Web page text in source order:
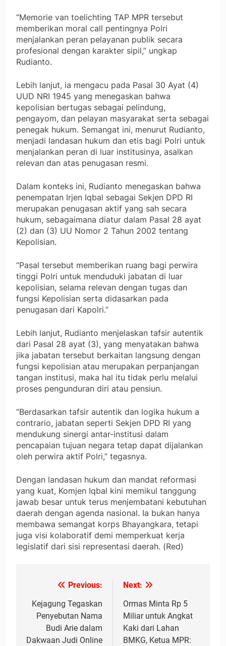
“Memorie van toelichting TAP MPR tersebut
memberikan moral call pentingnya Polri
menjalankan peran pelayanan publik secara
profesional dengan karakter sipil,” ungkap
Rudianto.
Lebih lanjut, ia mengacu pada Pasal 30 Ayat (4)
UUD NRI 1945 yang menegaskan bahwa
kepolisian bertugas sebagai pelindung,
pengayom, dan pelayan masyarakat serta sebagai
penegak hukum. Semangat ini, menurut Rudianto,
menjadi landasan hukum dan etis bagi Polri untuk
menjalankan peran di luar institusinya, asalkan
relevan dan atas penugasan resmi.
Dalam konteks ini, Rudianto menegaskan bahwa
penempatan Irjen Iqbal sebagai Sekjen DPD RI
merupakan penugasan aktif yang sah secara
hukum, sebagaimana diatur dalam Pasal 28 ayat
(2) dan (3) UU Nomor 2 Tahun 2002 tentang
Kepolisian.
“Pasal tersebut memberikan ruang bagi perwira
tinggi Polri untuk menduduki jabatan di luar
kepolisian, selama relevan dengan tugas dan
fungsi Kepolisian serta didasarkan pada
penugasan dari Kapolri.”
Lebih lanjut, Rudianto menjelaskan tafsir autentik
dari Pasal 28 ayat (3), yang menyatakan bahwa
jika jabatan tersebut berkaitan langsung dengan
fungsi kepolisian atau merupakan perpanjangan
tangan institusi, maka hal itu tidak perlu melalui
proses pengunduran diri atau pensiun.
“Berdasarkan tafsir autentik dan logika hukum a
contrario, jabatan seperti Sekjen DPD RI yang
mendukung sinergi antar-institusi dalam
pencapaian tujuan negara tetap dapat dijalankan
oleh perwira aktif Polri,” tegasnya.
Dengan landasan hukum dan mandat reformasi
yang kuat, Komjen Iqbal kini memikul tanggung
jawab besar untuk terus menjembatani kebutuhan
daerah dengan agenda nasional. Ia bukan hanya
membawa semangat korps Bhayangkara, tetapi
juga visi kolaboratif demi memperkuat kerja
legislatif dari sisi representasi daerah. (Red)
Navigasi
pos
Previous:
Kejagung Tegaskan
Penyebutan Nama
Budi Arie dalam
Dakwaan Judi Online
Next:
Ormas Minta Rp 5
Miliar untuk Angkat
Kaki dari Lahan
BMKG, Ketua MPR: